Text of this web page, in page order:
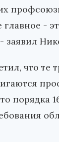
-
заявил
что те
порядка